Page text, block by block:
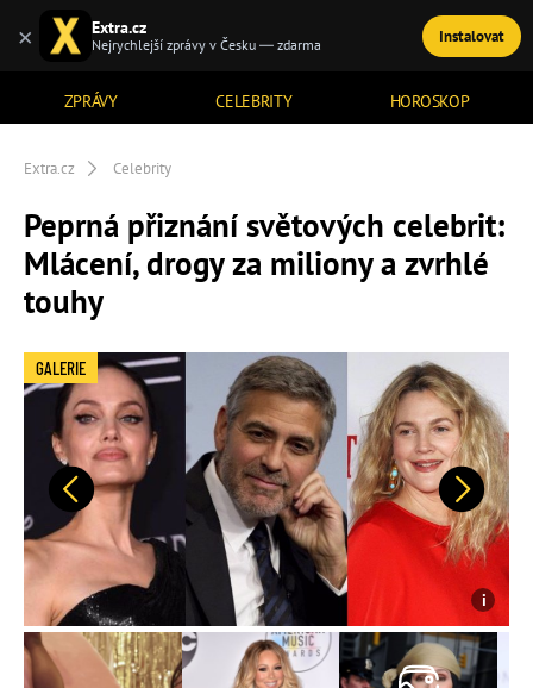
ZPRÁVY CELEBRITY HOROSKOP
TÉMATA
Extra.cz Celebrity
Peprná přiznání světových celebrit:
Mlácení, drogy za miliony a zvrhlé
touhy
Předchozí Další
GALERIE
× Extra.cz
Nejrychlejší zprávy v Česku — zdarma Instalovat